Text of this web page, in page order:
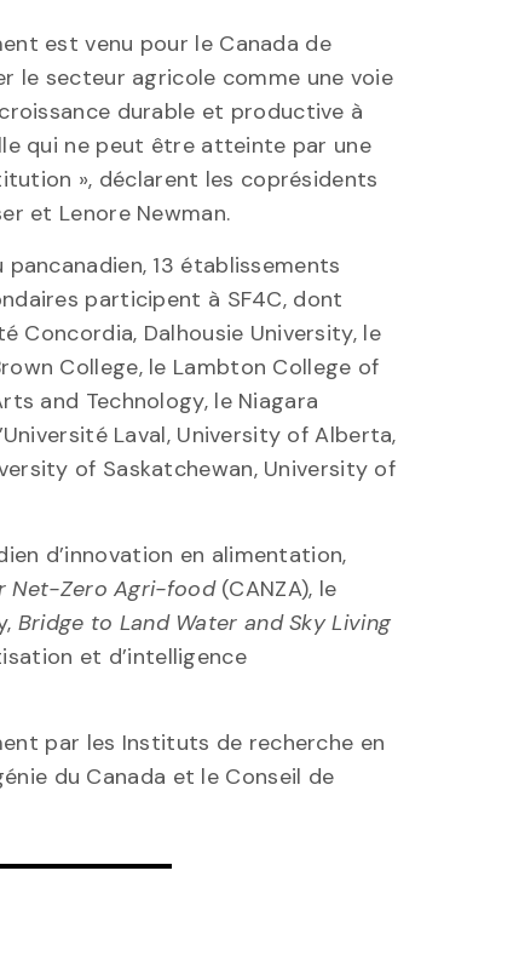
est venu pour le Canada de
le secteur agricole comme une voie
durable et productive à
qui ne peut être atteinte par une
», déclarent les coprésidents
et Lenore Newman.
pancanadien, 13 établissements
participent à SF4C, dont
Concordia, Dalhousie University, le
College, le Lambton College of
and Technology, le Niagara
Laval, University of Alberta,
of Saskatchewan, University of
d’innovation en alimentation,
Net-Zero Agri-food(CANZA), le
Bridge to Land Water and Sky Living
et d’intelligence
par les Instituts de recherche en
du Canada et le Conseil de